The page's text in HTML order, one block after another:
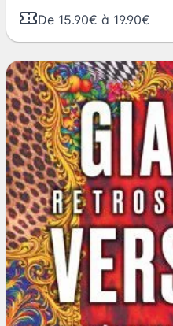
De 15.90€ à 19.90€